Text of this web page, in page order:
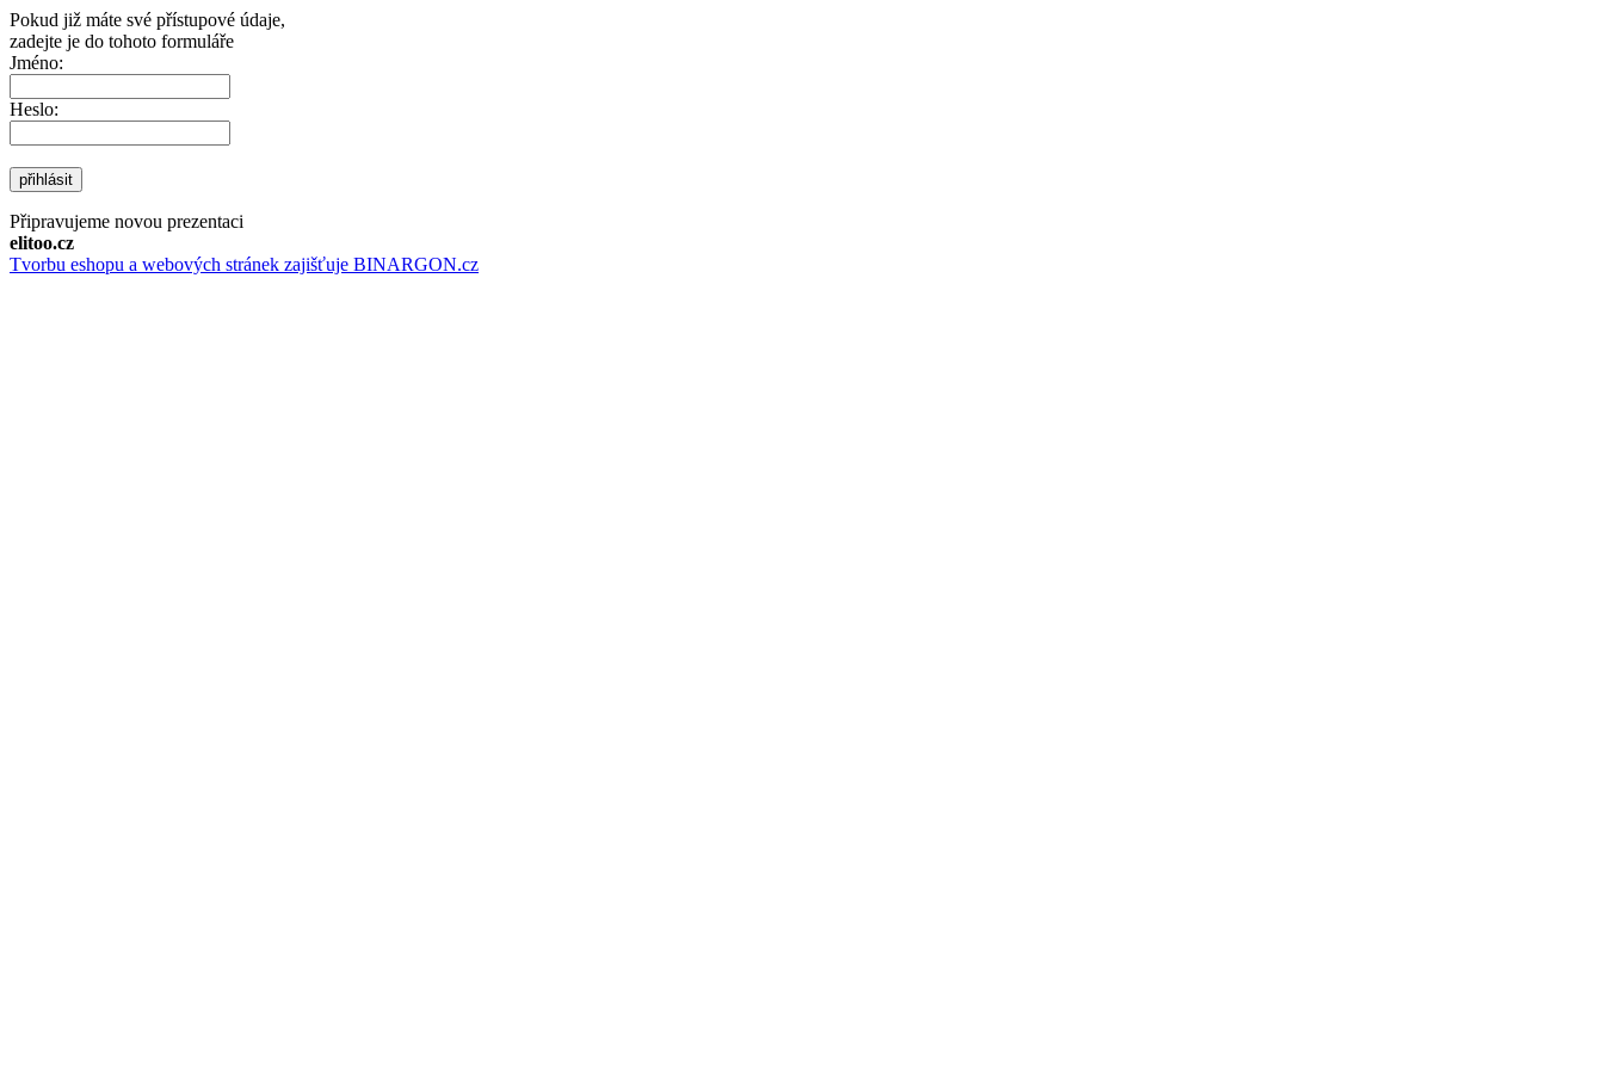
Pokud již máte své přístupové údaje,
zadejte je do tohoto formuláře
Jméno:
Heslo:
přihlásit
Připravujeme novou prezentaci
elitoo.cz
Tvorbu eshopu a webových stránek zajišťuje BINARGON.cz